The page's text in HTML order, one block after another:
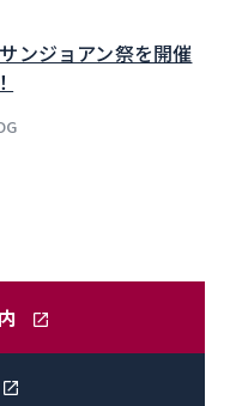
ンジョアン祭を開催